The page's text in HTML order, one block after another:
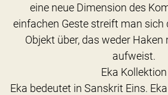
eine neue Dimension des
einfachen Geste streift man sich
Objekt über, das weder Haken
aufweist.
Eka Kollektion
Eka bedeutet in Sanskrit Eins.